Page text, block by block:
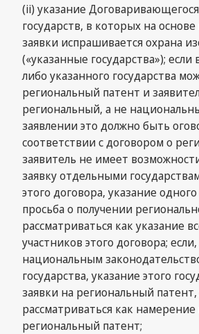
(ii) указание
государств, в которых на
заявки испрашивается охрана
(«указанные государства»);
либо указанного государства
региональный патент и
региональный, а не
заявлении это должно быть
соответствии с договором о
заявитель не имеет
заявку отдельными
этого договора, указание
просьба о получении
рассматриваться как указание
участников этого договора;
национальным
государства, указание этого
заявки на региональный
рассматриваться как намерение
региональный патент;